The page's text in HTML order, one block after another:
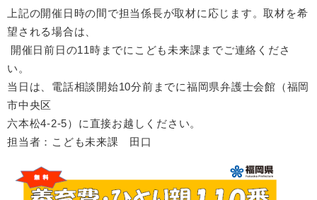
上記の開催日時の間で担当係長が取材に応じます。取材を希
望される場合は、
開催日前日の11時までにこども未来課までご連絡くださ
い。
当日は、電話相談開始10分前までに福岡県弁護士会館（福岡
市中央区
六本松4-2-5）に直接お越しください。
担当者：こども未来課 田口